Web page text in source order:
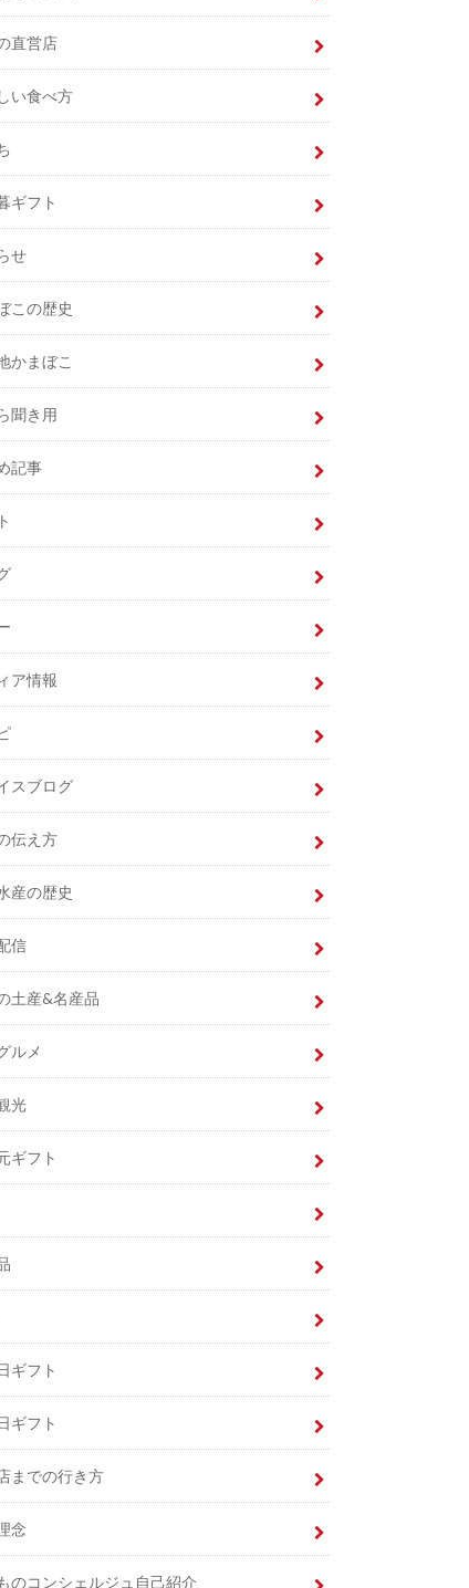
直営店
い食べ方
ギフト
せ
この歴史
かまぼこ
聞き用
記事
ア情報
スブログ
伝え方
産の歴史
信
土産&名産品
ルメ
光
ギフト
ギフト
ギフト
までの行き方
念
のコンシェルジュ自己紹介